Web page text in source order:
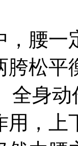
腰一
胯松
全身
用，上